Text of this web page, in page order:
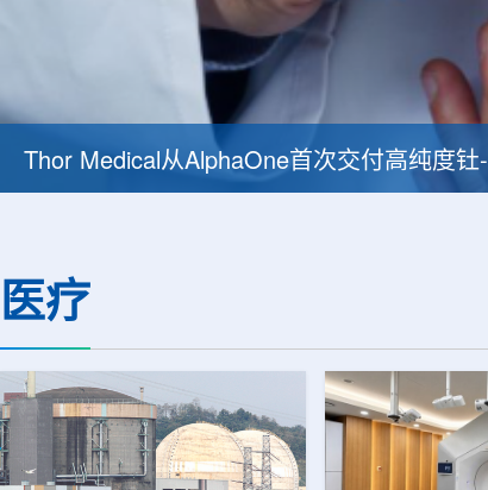
Thor Medical从AlphaOne首次交付高纯度
医疗